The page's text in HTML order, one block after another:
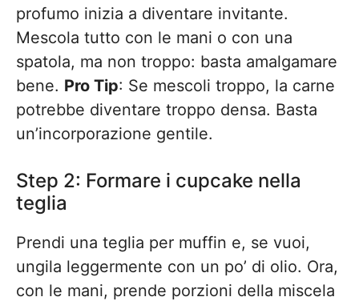
profumo inizia a diventare invitante.
Mescola tutto con le mani o con una
spatola, ma non troppo: basta amalgamare
bene. Pro Tip: Se mescoli troppo, la carne
potrebbe diventare troppo densa. Basta
un’incorporazione gentile.
Step 2: Formare i cupcake nella
teglia
Prendi una teglia per muffin e, se vuoi,
ungila leggermente con un po’ di olio. Ora,
con le mani, prende porzioni della miscela